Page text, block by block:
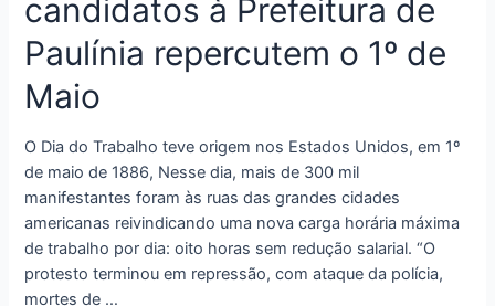
candidatos à Prefeitura de
Paulínia repercutem o 1º de
Maio
O Dia do Trabalho teve origem nos Estados Unidos, em 1º
de maio de 1886, Nesse dia, mais de 300 mil
manifestantes foram às ruas das grandes cidades
americanas reivindicando uma nova carga horária máxima
de trabalho por dia: oito horas sem redução salarial. “O
protesto terminou em repressão, com ataque da polícia,
mortes de …